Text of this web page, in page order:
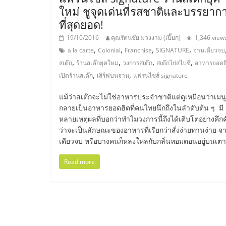
ไชส์,
รวม
แฟ
รน
ไชส์
ขาย
ใหม่ ชูจุดเด่นที่รสชาติและบรรยาก
ที่สุดยอด!
19/10/2016 คุณรัตนชัย ม่วงงาม (เปี๊ยก)
1,346
a la carte, Colonial, Franchise, SIGNATURE, จานเดียวจบ,
สเต๊ก, ร้านสเต๊กยุคใหม่, วงการสเต๊ก, สเต๊กไก่สไปซี่, อาหารยอด
เปิดร้านสเต๊ก, เสิร์ฟบนจาน, แฟรนไชส์ signature
แม้ว่าสเต๊กจะไม่ใช่อาหารประจำชาติแต่ดูเหมือนว่าเม
กลายเป็นอาหารยอดฮิตที่คนไทยนึกถึงในลำดับต้น ๆ มี
หลายเหตุผลที่บอกว่าทำไมวงการนี้ถึงได้เติบโตอย่างคึก
ว่าจะเป็นลักษณะของอาหารที่เรียกว่าสั่งง่ายทานง่าย จ
เดียวจบ หรือบางคนก็หลงใหลกับกลิ่นหอมตอนอยู่บนเตา
Read more